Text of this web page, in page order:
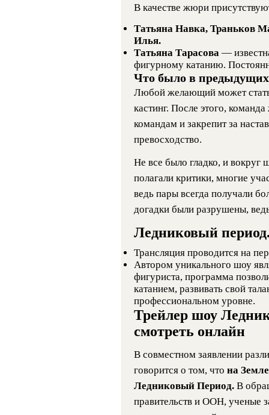
В качестве жюри
Татьяна Навка, Траньков
Илья.
Татьяна Тарасова —
фигурному катанию.
Что было в предыдущих
Любой желающий может стать
кастинг. После этого,
командам и закрепит за
превосходство.
Не все было гладко, и вокруг
полагали критики, многие
ведь пары всегда получали
догадки были разрушены,
Ледниковый
Трансляция проводится на
Автором уникального шоу
фигуриста, программа
катанием, развивать свой
профессиональном уровне.
Трейлер шоу
смотреть онлайн
В совместном заявлении
говорится о том, что на
Ледниковый Период. В
правительств и ООН, ученые